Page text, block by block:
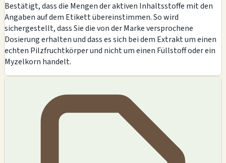
Bestätigt, dass die Mengen der aktiven Inhaltsstoffe mit den
Angaben auf dem Etikett übereinstimmen. So wird
sichergestellt, dass Sie die von der Marke versprochene
Dosierung erhalten und dass es sich bei dem Extrakt um einen
echten Pilzfruchtkörper und nicht um einen Füllstoff oder ein
Myzelkorn handelt.